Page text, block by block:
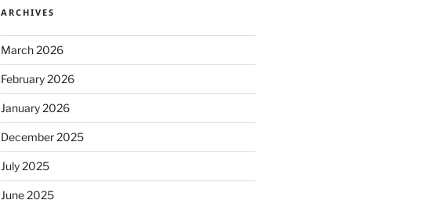
ARCHIVES
March 2026
February 2026
January 2026
December 2025
July 2025
June 2025